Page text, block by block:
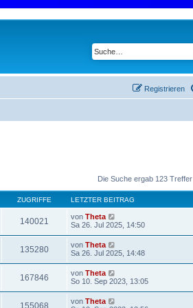
Registrieren
Die Suche ergab 123 Treffer
ZUGRIFFE LETZTER BEITRAG
140021 von Theta
Sa 26. Jul 2025, 14:50
135280 von Theta
Sa 26. Jul 2025, 14:48
167846 von Theta
So 10. Sep 2023, 13:05
155068 von Theta